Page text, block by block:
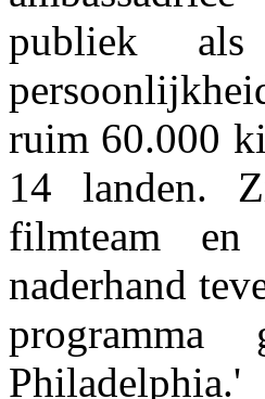
publiek
ruim 60.000
14 landen.
filmteam
naderhand